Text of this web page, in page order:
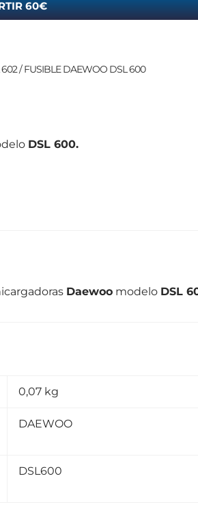
60€
/ FUSIBLE DAEWOO DSL 600
DSL 600.
Daewoomodelo DSL
0,07 kg
DAEWOO
DSL600